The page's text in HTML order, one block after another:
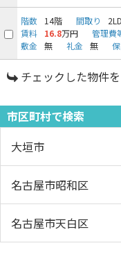
階数 14階 間取り
賃料 16.8万円 管理費
敷金
無 礼金 無
チェックした物件を
市区町村で検索
大垣市
名古屋市昭和区
名古屋市天白区